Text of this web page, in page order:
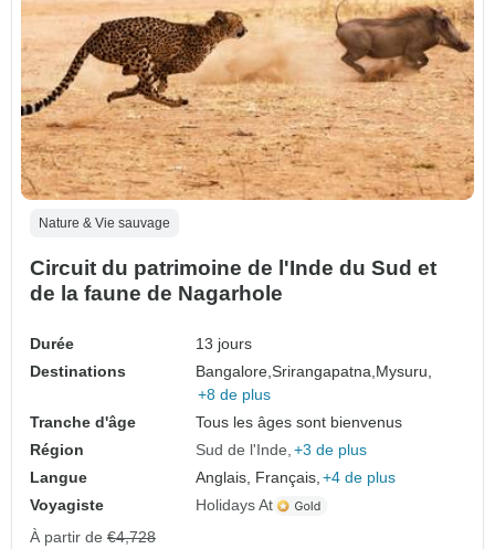
Nature & Vie sauvage
Circuit du patrimoine de l'Inde du Sud et
de la faune de Nagarhole
Durée
13 jours
Destinations
Bangalore,Srirangapatna,Mysuru,
+8 de plus
Tranche d'âge
Tous les âges sont bienvenus
Région
Sud de l'Inde +3 de plus
Langue
Anglais, Français, +4 de plus
Voyagiste
Holidays At
À partir de €4,728